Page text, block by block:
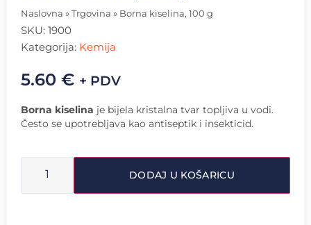
Naslovna » Trgovina » Borna kiselina, 100 g
SKU: 1900
Kategorija: Kemija
5.60 € + PDV
Borna kiselina je bijela kristalna tvar topljiva u vodi.
Često se upotrebljava kao antiseptik i insekticid.
DODAJ U KOŠARICU